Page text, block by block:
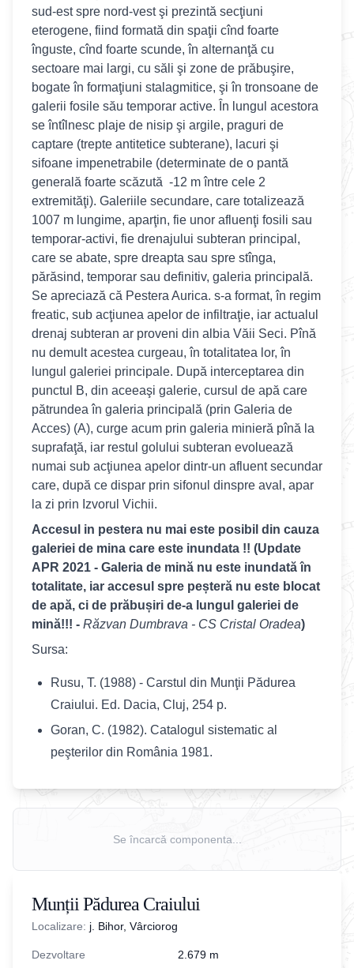
sud-est spre nord-vest şi prezintă secţiuni
eterogene, fiind formată din spaţii cînd foarte
înguste, cînd foarte scunde, în alternanţă cu
sectoare mai largi, cu săli şi zone de prăbuşire,
bogate în formaţiuni stalagmitice, şi în tronsoane de
galerii fosile său temporar active. În lungul acestora
se întîlnesc plaje de nisip şi argile, praguri de
captare (trepte antitetice subterane), lacuri şi
sifoane impenetrabile (determinate de o pantă
generală foarte scăzută -12 m între cele 2
extremităţi). Galeriile secundare, care totalizează
1007 m lungime, aparţin, fie unor afluenţi fosili sau
temporar-activi, fie drenajului subteran principal,
care se abate, spre dreapta sau spre stînga,
părăsind, temporar sau definitiv, galeria principală.
Se apreciază că Pestera Aurica. s-a format, în regim
freatic, sub acţiunea apelor de infiltraţie, iar actualul
drenaj subteran ar proveni din albia Văii Seci. Pînă
nu demult acestea curgeau, în totalitatea lor, în
lungul galeriei principale. După interceptarea din
punctul B, din aceeaşi galerie, cursul de apă care
pătrundea în galeria principală (prin Galeria de
Acces) (A), curge acum prin galeria minieră pînă la
suprafaţă, iar restul golului subteran evoluează
numai sub acţiunea apelor dintr-un afluent secundar
care, după ce dispar prin sifonul dinspre aval, apar
la zi prin Izvorul Vichii.
Accesul in pestera nu mai este posibil din cauza
galeriei de mina care este inundata !! (Update
APR 2021 - Galeria de mină nu este inundată în
totalitate, iar accesul spre peșteră nu este blocat
de apă, ci de prăbușiri de-a lungul galeriei de
mină!!! - Răzvan Dumbrava - CS Cristal Oradea)
Sursa:
Rusu, T. (1988) - Carstul din Munţii Pădurea
Craiului. Ed. Dacia, Cluj, 254 p.
Goran, C. (1982). Catalogul sistematic al
peşterilor din România 1981.
Se încarcă componenta...
Munții Pădurea Craiului
Localizare: j. Bihor, Vârciorog
Dezvoltare 2.679 m